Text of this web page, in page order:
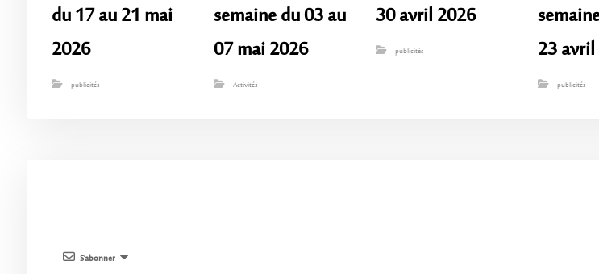
du 17 au 21 mai
2026
publicités
semaine du 03 au
07 mai 2026
Activités
30 avril 2026
publicités
23
publicités
S’abonner